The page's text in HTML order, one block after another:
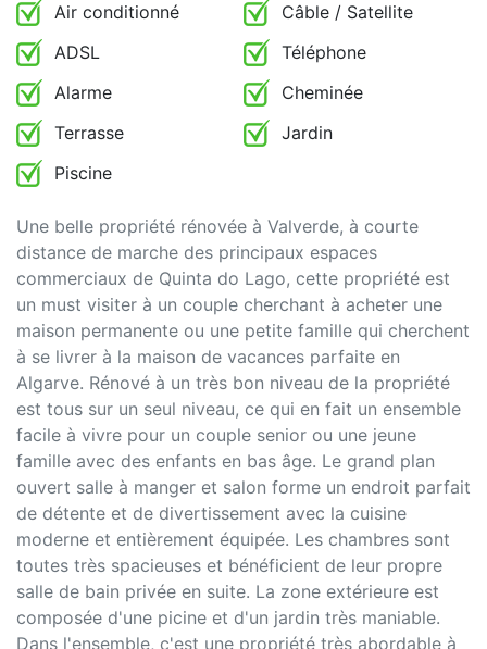
Air conditionné
Câble / Satellite
ADSL
Téléphone
Alarme
Cheminée
Terrasse
Jardin
Piscine
Une belle propriété rénovée à Valverde, à courte
distance de marche des principaux espaces
commerciaux de Quinta do Lago, cette propriété est
un must visiter à un couple cherchant à acheter une
maison permanente ou une petite famille qui cherchent
à se livrer à la maison de vacances parfaite en
Algarve. Rénové à un très bon niveau de la propriété
est tous sur un seul niveau, ce qui en fait un ensemble
facile à vivre pour un couple senior ou une jeune
famille avec des enfants en bas âge. Le grand plan
ouvert salle à manger et salon forme un endroit parfait
de détente et de divertissement avec la cuisine
moderne et entièrement équipée. Les chambres sont
toutes très spacieuses et bénéficient de leur propre
salle de bain privée en suite. La zone extérieure est
composée d'une picine et d'un jardin très maniable.
Dans l'ensemble, c'est une propriété très abordable à